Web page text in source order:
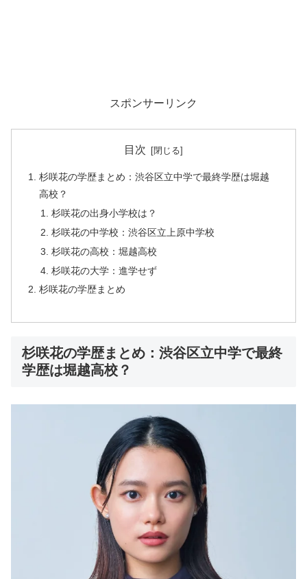
スポンサーリンク
目次
杉咲花の学歴まとめ：渋谷区立中学で最終学歴は堀越
高校？
杉咲花の出身小学校は？
杉咲花の中学校：渋谷区立上原中学校
杉咲花の高校：堀越高校
杉咲花の大学：進学せず
杉咲花の学歴まとめ
杉咲花の学歴まとめ：渋谷区立中学で最終
学歴は堀越高校？